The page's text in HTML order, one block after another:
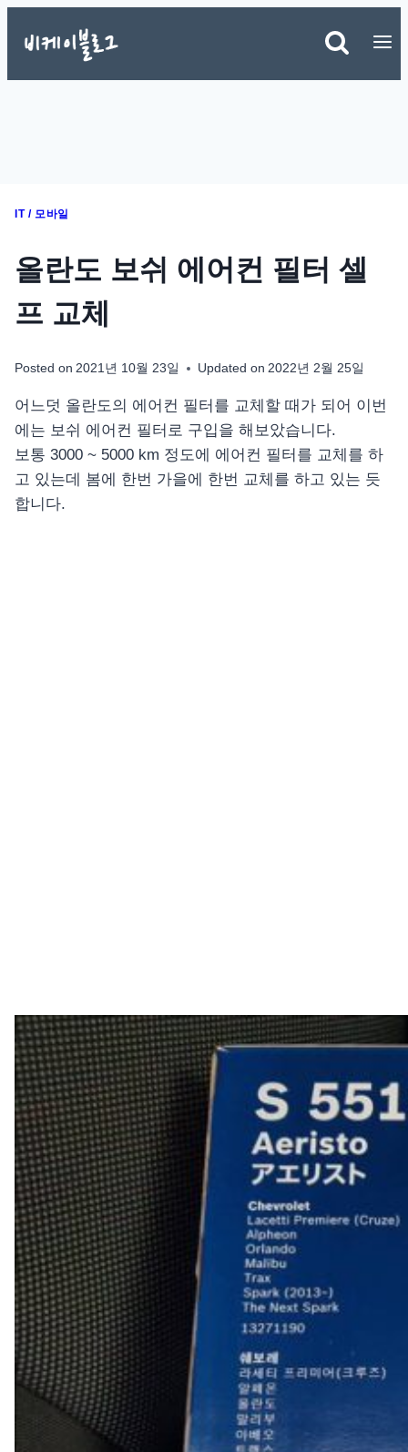
IT / 모바일
올란도 보쉬 에어컨 필터 셀
프 교체
Posted on 2021년 10월 23일 Updated on 2022년 2월 25일
어느덧 올란도의 에어컨 필터를 교체할 때가 되어 이번
에는 보쉬 에어컨 필터로 구입을 해보았습니다.
보통 3000 ~ 5000 km 정도에 에어컨 필터를 교체를 하
고 있는데 봄에 한번 가을에 한번 교체를 하고 있는 듯
합니다.